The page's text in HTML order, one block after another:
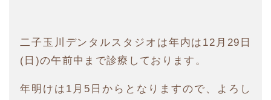
二子玉川デンタルスタジオは年内は12月29日
(日)の午前中まで診療しております。
年明けは1月5日からとなりますので、よろし